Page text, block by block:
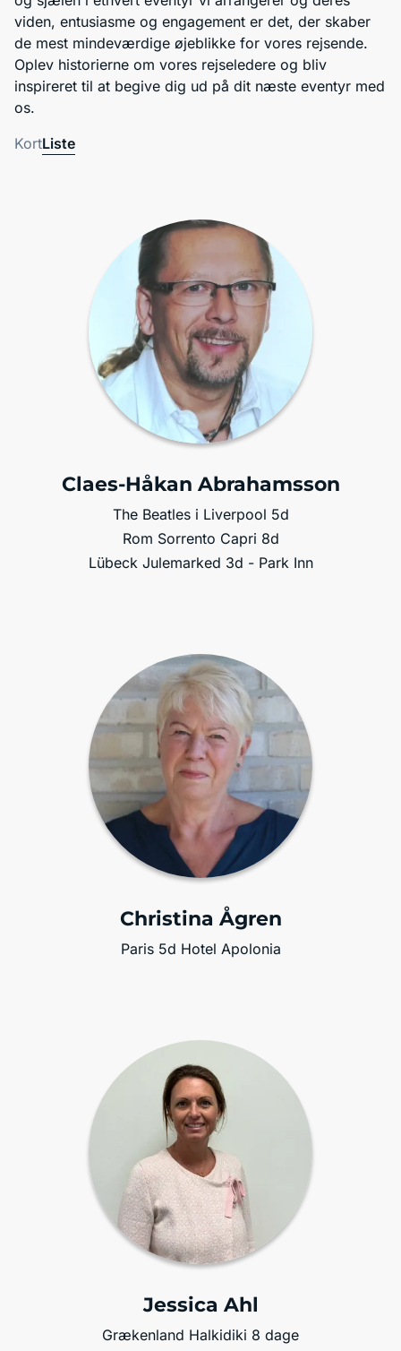
viden, entusiasme og engagement er det, der skaber
de mest mindeværdige øjeblikke for vores rejsende.
Oplev historierne om vores rejseledere og bliv
inspireret til at begive dig ud på dit næste eventyr med
os.
KortListe
Claes-Håkan Abrahamsson
The Beatles i Liverpool 5d
Rom Sorrento Capri 8d
Lübeck Julemarked 3d - Park Inn
Christina Ågren
Paris 5d Hotel Apolonia
Jessica Ahl
Grækenland Halkidiki 8 dage